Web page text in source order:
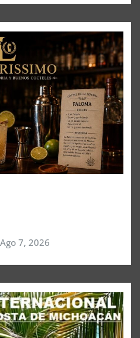
Ago 7, 2026